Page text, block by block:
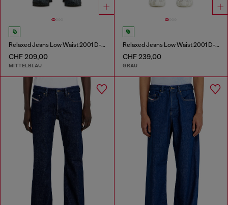
Relaxed Jeans Low Waist 2001 D-Macro
CHF 209,00
MITTELBLAU
Relaxed Jeans Low Waist 2001 D-Macro
CHF 239,00
GRAU